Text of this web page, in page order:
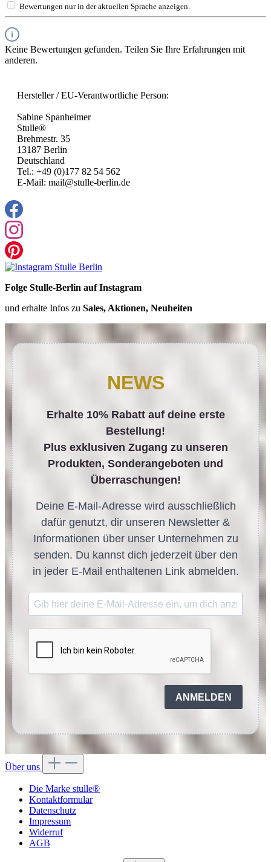
Bewertungen nur in der aktuellen Sprache anzeigen.
Keine Bewertungen gefunden. Teilen Sie Ihre Erfahrungen mit
anderen.
Hersteller / EU-Verantwortliche Person:
Sabine Spanheimer
Stulle®
Brehmestr. 35
13187 Berlin
Deutschland
Tel.: +49 (0)177 82 54 562
E-Mail: mail@stulle-berlin.de
Folge Stulle-Berlin auf Instagram
und erhalte Infos zu Sales, Aktionen, Neuheiten
NEWS
Erhalte 10% Rabatt auf deine erste
Bestellung!
Plus exklusiven Zugang zu unseren
Produkten, Sonderangeboten und
Überraschungen!
Deine E-Mail-Adresse wird ausschließlich
dafür genutzt, dir unseren Newsletter &
Informationen über unser Unternehmen zu
senden. Du kannst dich jederzeit über den
in jeder E-Mail enthaltenen Link abmelden.
ANMELDEN
Über uns
Die Marke stulle®
Kontaktformular
Datenschutz
Impressum
Widerruf
AGB